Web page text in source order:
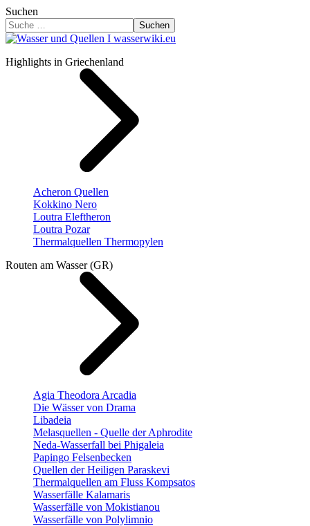
Suchen
Suchen
Highlights in Griechenland
Acheron Quellen
Kokkino Nero
Loutra Eleftheron
Loutra Pozar
Thermalquellen Thermopylen
Routen am Wasser (GR)
Agia Theodora Arcadia
Die Wässer von Drama
Libadeia
Melasquellen - Quelle der Aphrodite
Neda-Wasserfall bei Phigaleia
Papingo Felsenbecken
Quellen der Heiligen Paraskevi
Thermalquellen am Fluss Kompsatos
Wasserfälle Kalamaris
Wasserfälle von Mokistianou
Wasserfälle von Polylimnio